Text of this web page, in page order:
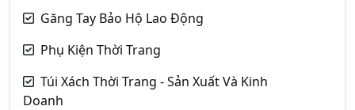
Găng Tay Bảo Hộ Lao Động
Phụ Kiện Thời Trang
Túi Xách Thời Trang - Sản Xuất Và Kinh
Doanh